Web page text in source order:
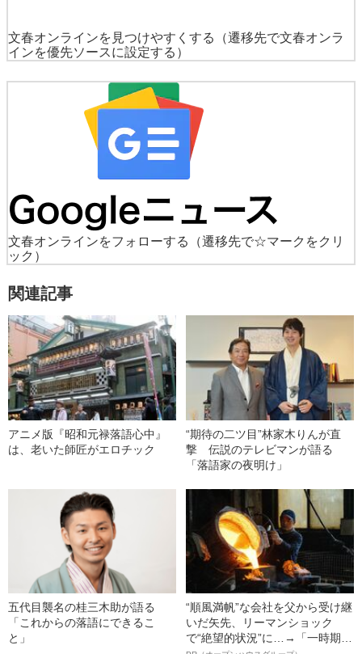
文春オンラインを見つけやすくする
（遷移先で文春オンラ
インを優先ソースに設定する）
文春オンラインをフォローする
（遷移先で☆マークをクリ
ック）
関連記事
アニメ版『昭和元禄落語心中』
は、老いた師匠がエロチック
“期待の二ツ目”林家木りんが直
撃 伝説のテレビマンが語る
「落語家の夜明け」
五代目襲名の桂三木助が語る
「これからの落語にできるこ
と」
“順風満帆”な会社を父から受け継
いだ矢先、リーマンショック
で“絶望的状況”に…→「一時期は